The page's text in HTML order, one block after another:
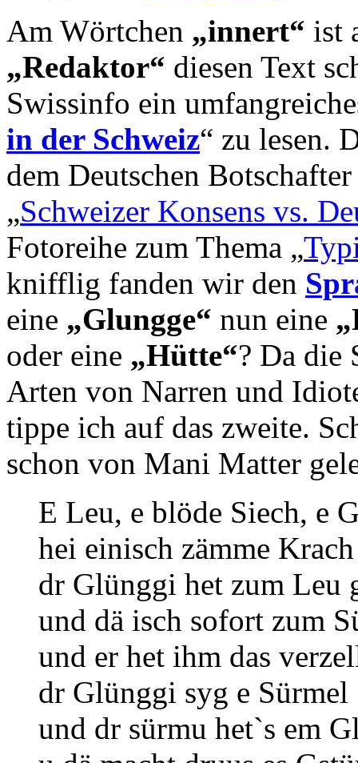
Am Wörtchen „innert“ ist
„Redaktor“ diesen Text
Swissinfo ein
in der Schweiz“ zu lesen.
dem Deutschen
„Schweizer Konsens vs.
Fotoreihe zum Thema „
knifflig fanden wir den
eine „Glungge“ nun eine
oder eine „Hütte“? Da die
Arten von Narren und
tippe ich auf das zweite.
schon von Mani Matter
E Leu, e blöde Siech, e
hei einisch zämme
dr Glünggi het zum Leu
und dä isch sofort zum
und er het ihm das
dr Glünggi syg e Sürmel
und dr sürmu het`s em